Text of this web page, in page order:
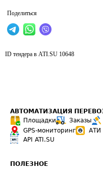
Поделиться
ID тендера в ATI.SU 10648
АВТОМАТИЗАЦИЯ
Площадки
Заказы
GPS-мониторинг
АТИ
API ATI.SU
ПОЛЕЗНОЕ